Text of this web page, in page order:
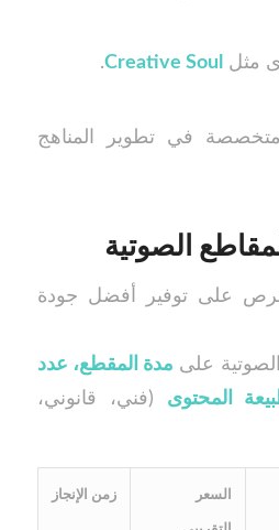
مثل Creative Soul
.
في تطوير المناهج
الصوتية
على توفير أفضل جودة
على مدة المقطع، عدد
المحتوى (فني، قانوني،
السعر زمن الإنجاز